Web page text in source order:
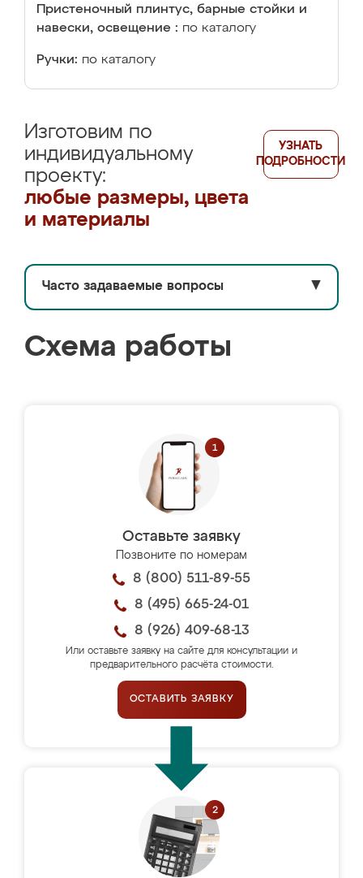
Пристеночный плинтус, барные стойки и
навески, освещение : по каталогу
Ручки: по каталогу
Изготовим по
индивидуальному
проекту:
любые размеры, цвета
и материалы
УЗНАТЬ
ПОДРОБНОСТИ
Часто задаваемые вопросы ▼
Схема работы
Оставьте заявку
Позвоните по номерам
8 (800) 511-89-55
8 (495) 665-24-01
8 (926) 409-68-13
Или оставьте заявку на сайте для консультации и
предварительного расчёта стоимости.
ОСТАВИТЬ ЗАЯВКУ